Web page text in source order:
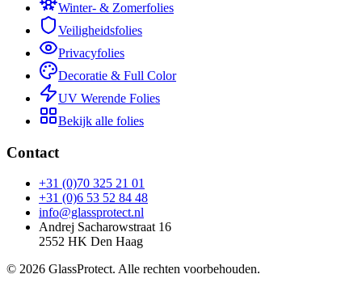
Winter- & Zomerfolies
Veiligheidsfolies
Privacyfolies
Decoratie & Full Color
UV Werende Folies
Bekijk alle folies
Contact
+31 (0)70 325 21 01
+31 (0)6 53 52 84 48
info@glassprotect.nl
Andrej Sacharowstraat 16
2552 HK Den Haag
© 2026 GlassProtect. Alle rechten voorbehouden.